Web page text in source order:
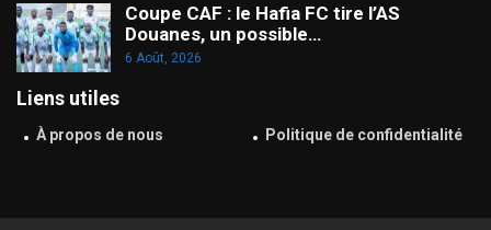
Coupe CAF : le Hafia FC tire l’AS
Douanes, un possible…
6 Août, 2026
Liens utiles
À propos de nous Politique de confidentialité